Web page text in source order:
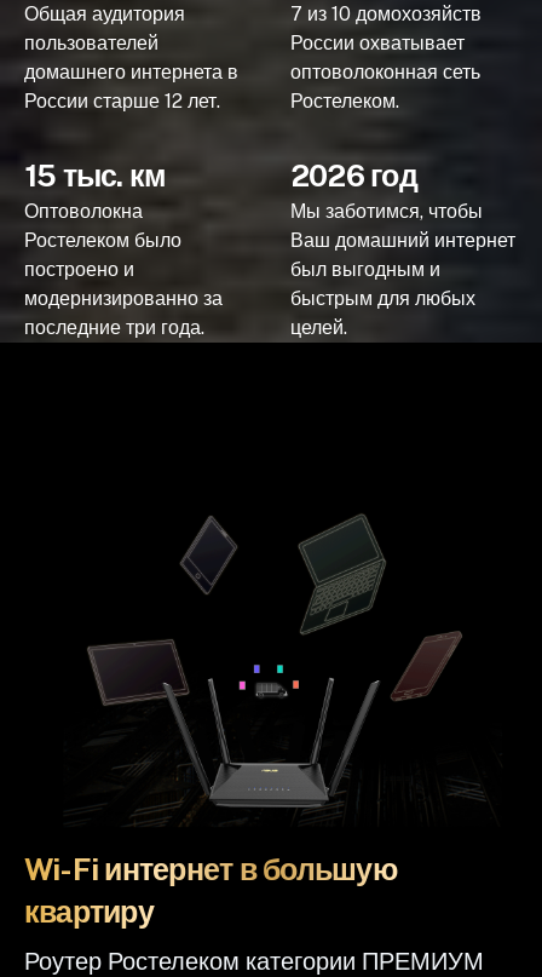
Общая аудитория
пользователей
домашнего интернета в
России старше 12 лет.
7 из 10 домохозяйств
России охватывает
оптоволоконная сеть
Ростелеком.
15 тыс. км
Оптоволокна
Ростелеком было
построено и
модернизированно за
последние три года.
2026 год
Мы заботимся, чтобы
Ваш домашний интернет
был выгодным и
быстрым для любых
целей.
Wi-Fi интернет в большую
квартиру
Роутер Ростелеком категории ПРЕМИУМ